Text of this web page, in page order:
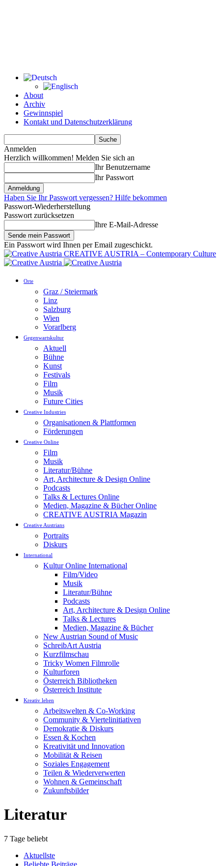
About
Archiv
Gewinnspiel
Kontakt und Datenschutzerklärung
Anmelden
Herzlich willkommen! Melden Sie sich an
Ihr Benutzername
Ihr Passwort
Haben Sie Ihr Passwort vergessen? Hilfe bekommen
Passwort-Wiederherstellung
Passwort zurücksetzen
Ihre E-Mail-Adresse
Ein Passwort wird Ihnen per Email zugeschickt.
CREATIVE AUSTRIA – Contemporary Culture
Orte
Graz / Steiermark
Linz
Salzburg
Wien
Vorarlberg
Gegenwartskultur
Aktuell
Bühne
Kunst
Festivals
Film
Musik
Future Cities
Creative Industries
Organisationen & Plattformen
Förderungen
Creative Online
Film
Musik
Literatur/Bühne
Art, Architecture & Design Online
Podcasts
Talks & Lectures Online
Medien, Magazine & Bücher Online
CREATIVE AUSTRIA Magazin
Creative Austrians
Portraits
Diskurs
International
Kultur Online International
Film/Video
Musik
Literatur/Bühne
Podcasts
Art, Architecture & Design Online
Talks & Lectures
Medien, Magazine & Bücher
New Austrian Sound of Music
SchreibArt Austria
Kurzfilmschau
Tricky Women Filmrolle
Kulturforen
Österreich Bibliotheken
Österreich Institute
Kreativ leben
Arbeitswelten & Co-Working
Community & Viertelinitiativen
Demokratie & Diskurs
Essen & Kochen
Kreativität und Innovation
Mobilität & Reisen
Soziales Engagement
Teilen & Wiederverwerten
Wohnen & Gemeinschaft
Zukunftsbilder
Literatur
7 Tage beliebt
Aktuellste
Beliebte Beiträge